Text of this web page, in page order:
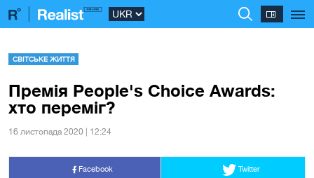
СВІТСЬКЕ ЖИТТЯ
Премія People's Choice Awards:
хто переміг?
16 листопада 2020 | 12:24
Facebook Twitter